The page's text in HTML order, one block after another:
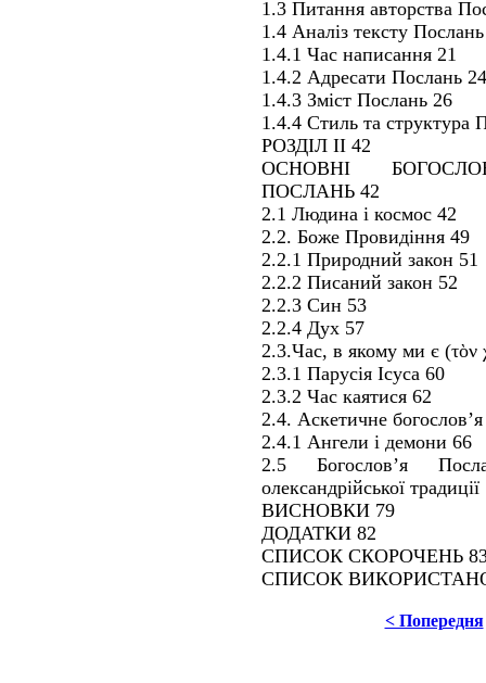
1.3 Питання авторства
1.4 Аналіз тексту
1.4.1 Час написання 21
1.4.2 Адресати Послань 24
1.4.3 Зміст Послань 26
1.4.4 Стиль та структура
РОЗДІЛ ІІ 42
ОСНОВНІ
ПОСЛАНЬ 42
2.1 Людина і космос 42
2.2. Боже Провидіння 49
2.2.1 Природний закон 51
2.2.2 Писаний закон 52
2.2.3 Син 53
2.2.4 Дух 57
2.3.Час, в якому ми є (τὸν
2.3.1 Парусія Ісуса 60
2.3.2 Час каятися 62
2.4. Аскетичне
2.4.1 Ангели і демони 66
2.5 Богослов’я
олександрійської традиції
ВИСНОВКИ 79
ДОДАТКИ 82
СПИСОК СКОРОЧЕНЬ
СПИСОК
< Попередня